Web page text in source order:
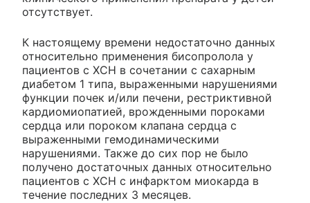
отсутствует.
К настоящему времени недостаточно данных
относительно применения бисопролола у
пациентов с ХСН в сочетании с сахарным
диабетом 1 типа, выраженными нарушениями
функции почек и/или печени, рестриктивной
кардиомиопатией, врожденными пороками
сердца или пороком клапана сердца с
выраженными гемодинамическими
нарушениями. Также до сих пор не было
получено достаточных данных относительно
пациентов с ХСН с инфарктом миокарда в
течение последних 3 месяцев.